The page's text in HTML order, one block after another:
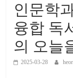
인문학
융합 독
의 오늘
2025-03-28